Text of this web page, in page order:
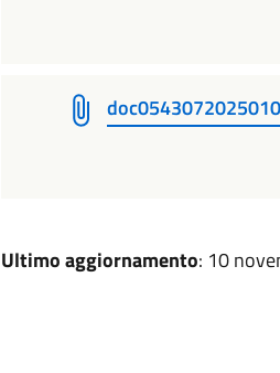
Ultimo aggiornamento: 10